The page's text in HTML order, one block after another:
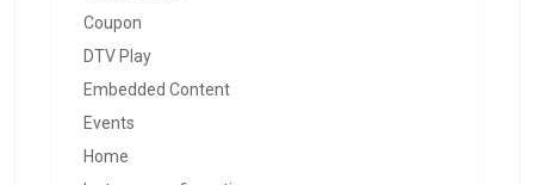
Coupon
DTV Play
Embedded Content
Events
Home